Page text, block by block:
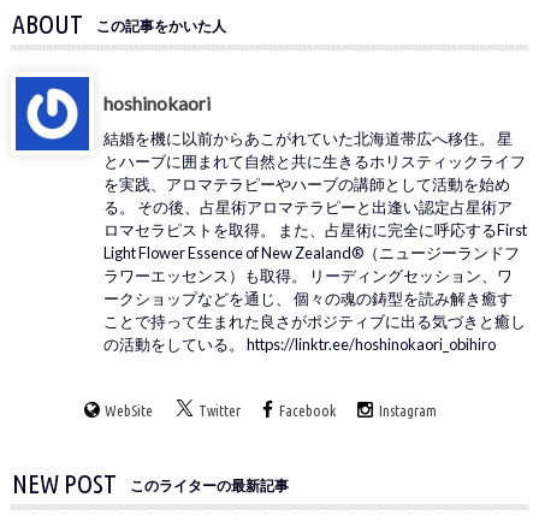
ABOUT この記事をかいた人
hoshinokaori
結婚を機に以前からあこがれていた北海道帯広へ移住。 星
とハーブに囲まれて自然と共に生きるホリスティックライフ
を実践、アロマテラピーやハーブの講師として活動を始め
る。 その後、占星術アロマテラピーと出逢い認定占星術ア
ロマセラピストを取得。 また、占星術に完全に呼応するFirst
Light Flower Essence of New Zealand®（ニュージーランドフ
ラワーエッセンス）も取得。 リーディングセッション、ワ
ークショップなどを通じ、 個々の魂の鋳型を読み解き癒す
ことで持って生まれた良さがポジティブに出る気づきと癒し
の活動をしている。 https://linktr.ee/hoshinokaori_obihiro
WebSite Twitter Facebook Instagram
NEW POST このライターの最新記事